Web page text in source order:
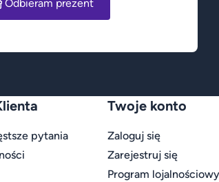
Odbieram prezent
pytania
Twoje konto
Zaloguj się
Zarejestruj się
Program lojalnościowy